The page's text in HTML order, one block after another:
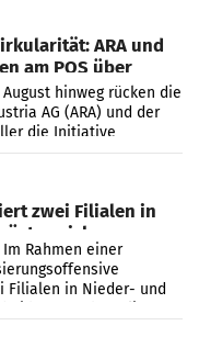
ARA und
am POS über
hinweg rücken die
AG (ARA) und der
die Initiative
allen österreichischen
zwei Filialen in
Im Rahmen einer
Filialen in Nieder- und